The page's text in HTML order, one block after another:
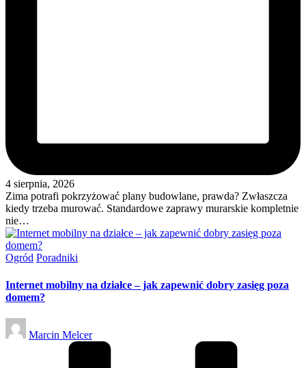
4 sierpnia, 2026
Zima potrafi pokrzyżować plany budowlane, prawda? Zwłaszcza
kiedy trzeba murować. Standardowe zaprawy murarskie kompletnie
nie…
Posted
Ogród Poradniki
Internet mobilny na działce – jak zapewnić dobry zasięg poza
domem?
Posted
by
Marcin Melcer